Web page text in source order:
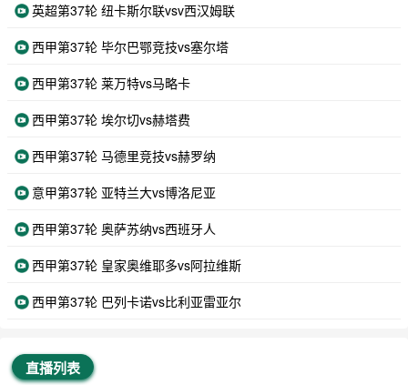
英超第37轮 纽卡斯尔联vsv西汉姆联
西甲第37轮 毕尔巴鄂竞技vs塞尔塔
西甲第37轮 莱万特vs马略卡
西甲第37轮 埃尔切vs赫塔费
西甲第37轮 马德里竞技vs赫罗纳
意甲第37轮 亚特兰大vs博洛尼亚
西甲第37轮 奥萨苏纳vs西班牙人
西甲第37轮 皇家奥维耶多vs阿拉维斯
西甲第37轮 巴列卡诺vs比利亚雷亚尔
直播列表